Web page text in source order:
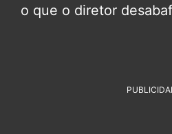
o que o diretor